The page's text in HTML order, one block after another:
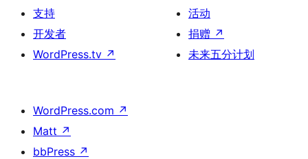
支持
开发者
WordPress.tv ↗
活动
捐赠 ↗
未来五分计划
WordPress.com ↗
Matt ↗
bbPress ↗